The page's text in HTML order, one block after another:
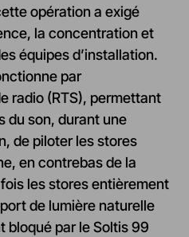
opération a exigé
la concentration et
équipes d’installation.
par
radio (RTS), permettant
du son, durant une
de piloter les stores
en contrebas de la
les stores entièrement
de lumière naturelle
bloqué par le Soltis 99